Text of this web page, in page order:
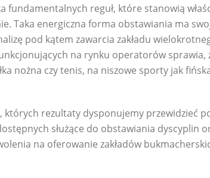
reguł, które stanowią
Taka energiczna forma obstawiania ma
pod kątem zawarcia zakładu
na rynku operatorów sprawia,
nożna czy tenis, na niszowe sporty jak
których rezultaty dysponujemy przewidzieć
służące do obstawiania dyscyplin
na oferowanie zakładów